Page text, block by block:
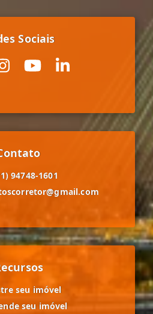
Sociais
94748-1601
seu imóvel
seu imóvel